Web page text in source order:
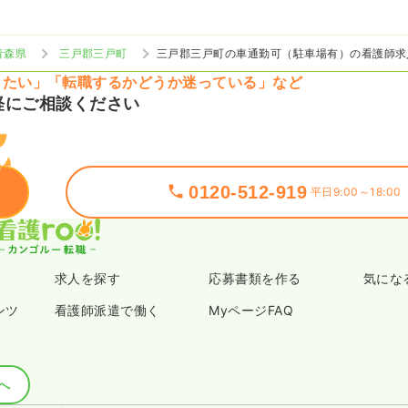
森県 三戸郡三戸町 三戸郡三戸町の車通勤可（駐車場有）の看護師求
い」「転職するかどうか迷っている」など
にご相談ください
0120-512-919 平日9:00～18:00
求人を探す 応募書類を作る 気にな
ツ 看護師派遣で働く MyページFAQ